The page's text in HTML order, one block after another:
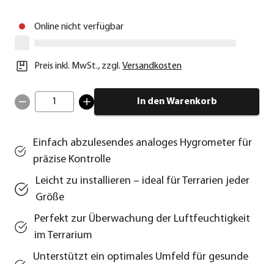
Online nicht verfügbar
Preis inkl. MwSt., zzgl. Versandkosten
1 In den Warenkorb
Einfach abzulesendes analoges Hygrometer für
präzise Kontrolle
Leicht zu installieren – ideal für Terrarien jeder
Größe
Perfekt zur Überwachung der Luftfeuchtigkeit
im Terrarium
Unterstützt ein optimales Umfeld für gesunde